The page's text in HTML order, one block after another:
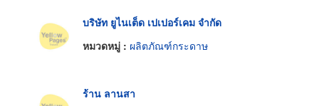
บริษัท ยูไนเต็ด เปเปอร์เคม จำกัด
หมวดหมู่ : ผลิตภัณฑ์กระดาษ
ร้าน ลานสา